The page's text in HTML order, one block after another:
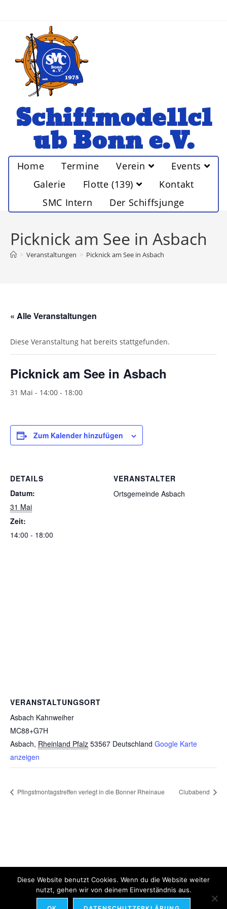
Schiffmodellcl
ub Bonn e.V.
Home Termine Verein
Events
Galerie
Flotte (139)
Kontakt
SMC Intern
Der Schiffsjunge
Picknick am See in Asbach
> Veranstaltungen > Picknick am See in Asbach
« Alle Veranstaltungen
Diese Veranstaltung hat bereits stattgefunden.
Picknick am See in Asbach
31 Mai - 14:00 - 18:00
Zum Kalender hinzufügen
DETAILS
Datum:
31 Mai
Zeit:
14:00 - 18:00
VERANSTALTER
Ortsgemeinde Asbach
VERANSTALTUNGSORT
Asbach Kahnweiher
MC88+G7H
Asbach, Rheinland Pfalz 53567 Deutschland Google Karte
anzeigen
Pfingstmontagstreffen verlegt in die Bonner Rheinaue Clubabend
Datenschutz
Impressum
Diese Website benutzt Cookies. Wenn du die Website weiter
nutzt, gehen wir von deinem Einverständnis aus.